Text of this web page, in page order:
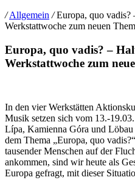
/ Allgemein / Europa, quo vadis?
Werkstattwoche zum neuen
Europa, quo vadis? –
Werkstattwoche zum
In den vier Werkstätten
Musik setzen sich vom 13.-
Lípa, Kamienna Góra und
dem Thema „Europa, quo
tausender Menschen auf der
ankommen, sind wir heute als
Europa gefragt, mit dieser